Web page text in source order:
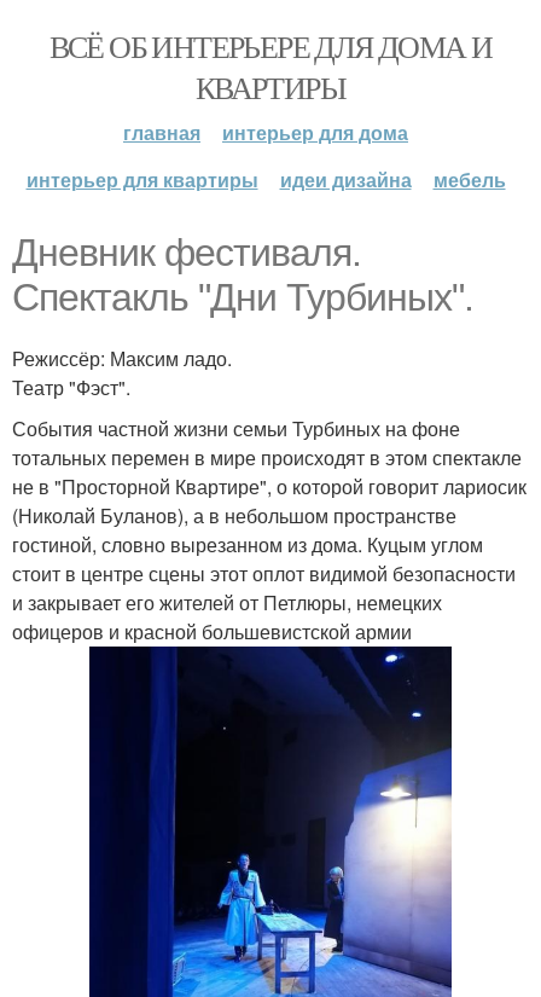
ВСЁ ОБ ИНТЕРЬЕРЕ ДЛЯ ДОМА И
КВАРТИРЫ
главная
интерьер для дома
интерьер для квартиры
идеи дизайна мебель
Дневник фестиваля.
Спектакль "Дни Турбиных".
Режиссёр: Максим ладо.
Театр "Фэст".
События частной жизни семьи Турбиных на фоне
тотальных перемен в мире происходят в этом спектакле
не в "Просторной Квартире", о которой говорит лариосик
(Николай Буланов), а в небольшом пространстве
гостиной, словно вырезанном из дома. Куцым углом
стоит в центре сцены этот оплот видимой безопасности
и закрывает его жителей от Петлюры, немецких
офицеров и красной большевистской армии